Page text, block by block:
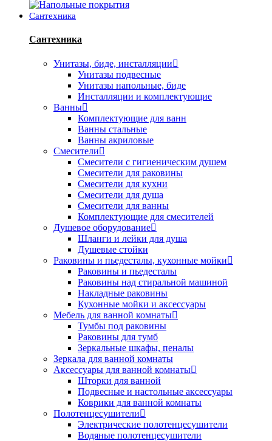
Сантехника
Сантехника
Унитазы, биде, инсталляции
Унитазы подвесные
Унитазы напольные, биде
Инсталляции и комплектующие
Ванны
Комплектующие для ванн
Ванны стальные
Ванны акриловые
Смесители
Смесители с гигиеническим душем
Смесители для раковины
Смесители для кухни
Смесители для душа
Смесители для ванны
Комплектующие для смесителей
Душевое оборудование
Шланги и лейки для душа
Душевые стойки
Раковины и пьедесталы, кухонные мойки
Раковины и пьедесталы
Раковины над стиральной машиной
Накладные раковины
Кухонные мойки и аксессуары
Мебель для ванной комнаты
Тумбы под раковины
Раковины для тумб
Зеркальные шкафы, пеналы
Зеркала для ванной комнаты
Аксессуары для ванной комнаты
Шторки для ванной
Подвесные и настольные аксессуары
Коврики для ванной комнаты
Полотенцесушители
Электрические полотенцесушители
Водяные полотенцесушители